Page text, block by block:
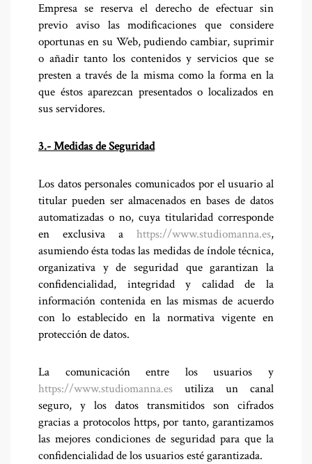
Empresa se reserva el derecho de efectuar sin
previo aviso las modificaciones que considere
oportunas en su Web, pudiendo cambiar, suprimir
o añadir tanto los contenidos y servicios que se
presten a través de la misma como la forma en la
que éstos aparezcan presentados o localizados en
sus servidores.
3.- Medidas de Seguridad
Los datos personales comunicados por el usuario al
titular pueden ser almacenados en bases de datos
automatizadas o no, cuya titularidad corresponde
en exclusiva a https://www.studiomanna.es,
asumiendo ésta todas las medidas de índole técnica,
organizativa y de seguridad que garantizan la
confidencialidad, integridad y calidad de la
información contenida en las mismas de acuerdo
con lo establecido en la normativa vigente en
protección de datos.
La comunicación entre los usuarios y
https://www.studiomanna.es utiliza un canal
seguro, y los datos transmitidos son cifrados
gracias a protocolos https, por tanto, garantizamos
las mejores condiciones de seguridad para que la
confidencialidad de los usuarios esté garantizada.